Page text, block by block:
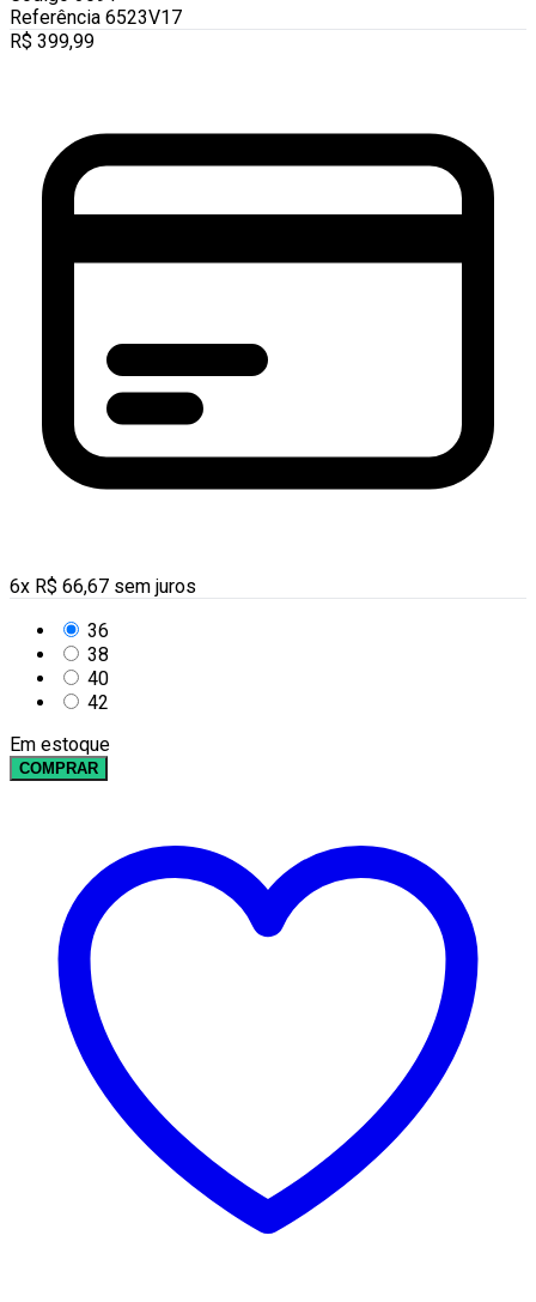
Referência 6523V17
R$ 399,99
6x R$ 66,67 sem juros
36
38
40
42
Em estoque
COMPRAR